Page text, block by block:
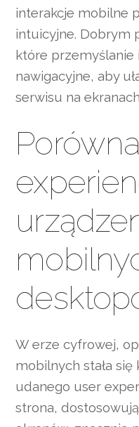
interakcje mobilne
intuicyjne. Dobrym
które
nawigacyjne, aby
serwisu na
W erze cyfrowej,
mobilnych stała
udanego user
strona,